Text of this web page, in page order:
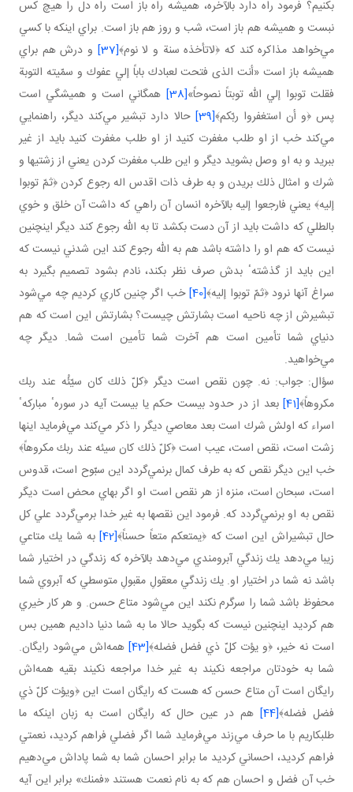
بكنيم؟ فرمود راه دارد بالآخره، هميشه راه باز است راه دل را هيچ كس
نبست و هميشه هم باز است، شب و روز هم باز است. براي اينكه با كسي
مي‌خواهد مذاكره كند كه ﴿لاتأخذه سنة و لا نوم﴾[37]
و درش هم براي
هميشه باز است «أنت الذى فتحت لعبادك باباً إلي عفوك و سمّيته التوبة
فقلت توبوا إلي الله توبتاً نصوحاً»[38]
همگاني است و هميشگي است
پس ﴿و أن استغفروا ربّكم﴾[39]
حالا دارد تبشير مي‌كند ديگر، راهنمايي
مي‌كند خب از او طلب مغفرت كنيد از او طلب مغفرت كنيد بايد از غير
ببريد و به او وصل بشويد ديگر و اين طلب مغفرت كردن يعني از زشتيها و
شرك و امثال ذلك بريدن و به طرف ذات اقدس اله رجوع كردن ﴿ثمّ توبوا
إليه﴾ يعني فارجعوا إليه بالآخره انسان آن راهي كه داشت آن خلق و خوي
بالطلي كه داشت بايد از آن دست بكشد تا به الله رجوع كند ديگر اينچنين
نيست كه هم او را داشته باشد هم به الله رجوع كند اين شدني نيست كه
اين بايد از گذشتهٴ بدش صرف نظر بكند، نادم بشود تصميم بگيرد به
سراغ آنها نرود ﴿ثمّ توبوا إليه﴾[40]
خب اگر چنين كاري كرديم چه مي‌شود
تبشيرش از چه ناحيه است بشارتش چيست؟ بشارتش اين است كه هم
دنياي شما تأمين است هم آخرت شما تأمين است شما. ديگر چه
مي‌خواهيد.
سؤال: جواب: نه. چون نقص است ديگر ﴿كلّ ذلك كان سيّئُه عند ربك
مكروهاً﴾[41]
بعد از در حدود بيست حكم يا بيست آيه در سورهٴ مباركهٴ
اسراء كه اولش شرك است بعد معاصي ديگر را ذكر مي‌كند مي‌فرمايد اينها
زشت است، نقص است، عيب است ﴿كلّ ذلك كان سيئه عند ربك مكروهاً﴾
خب اين ديگر نقص كه به طرف كمال برنمي‌گردد اين سبّوح است، قدوس
است، سبحان است، منزه از هر نقص است او اگر بهاي محض است ديگر
نقص به او برنمي‌گردد كه. فرمود اين نقصها به غير خدا برمي‌گردد علي كل
حال تبشيراش اين است كه ﴿يمتعكم متعاً حسناً﴾[42]
به شما يك متاعي
زيبا مي‌دهد يك زندگي آبرومندي مي‌دهد بالآخره كه زندگي در اختيار شما
باشد نه شما در اختيار او. يك زندگي معقولِ مقبولِ متوسطي كه آبروي شما
محفوظ باشد شما را سرگرم نكند اين مي‌شود متاع حسن. و هر كار خيري
هم كرديد اينچنين نيست كه بگويد حالا ما به شما دنيا داديم همين بس
است نه خير، ﴿و يؤت كلّ ذي فضل فضله﴾[43]
همه‌اش مي‌شود رايگان.
شما به خودتان مراجعه نكيند به غير خدا مراجعه نكيند بقيه همه‌اش
رايگان است آن متاع حسن كه هست كه رايگان است اين ﴿ويؤت كلّ ذي
فضل فضله﴾[44]
هم در عين حال كه رايگان است به زبان اينكه ما
طلبكاريم با ما حرف مي‌زند مي‌فرمايد شما اگر فضلي فراهم كرديد، نعمتي
فراهم كرديد، احساني كرديد ما برابر احسان شما به شما پاداش مي‌دهيم
خب آن فضل و احسان هم كه به نام نعمت هستند «فمنك» برابر اين آيه